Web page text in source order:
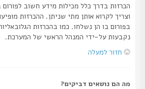
הכרזות בדרך כלל מכילות מידע חשוב לפורום בו
וצריך לקרוא אותן מתי שניתן. ההכרזות מופיעות
בפורום בו הן נשלחו. כמו בהכרזות הגלובאליות,
נקבעות על-ידי המנהל הראשי של המערכת.
חזור למעלה
מה הם נושאים דביקים?